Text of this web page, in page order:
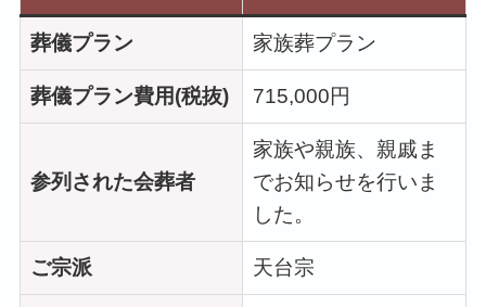
葬儀プラン 家族葬プラン
葬儀プラン費用(税抜) 715,000円︎
参列された会葬者
家族や親族、親戚ま
でお知らせを行いま
した。
ご宗派 天台宗